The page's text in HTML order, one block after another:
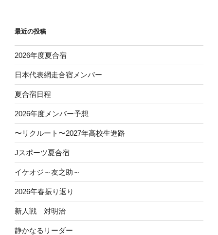
ペ
ジ
送
り
最近の投稿
2026年度夏合宿
日本代表網走合宿メンバー
夏合宿日程
2026年度メンバー予想
〜リクルート〜2027年高校生進路
Jスポーツ夏合宿
イケオジ～友之助～
2026年春振り返り
新人戦 対明治
静かなるリーダー